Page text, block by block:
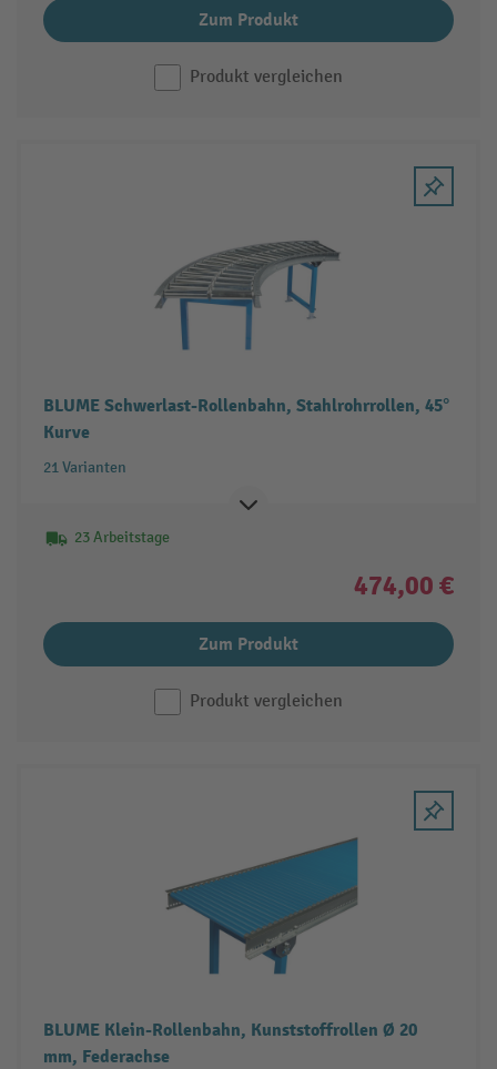
Zum Produkt
Produkt vergleichen
BLUME Schwerlast-Rollenbahn, Stahlrohrrollen, 45°
Kurve
21 Varianten
23 Arbeitstage
474,00 €
Zum Produkt
Produkt vergleichen
BLUME Klein-Rollenbahn, Kunststoffrollen Ø 20
mm, Federachse